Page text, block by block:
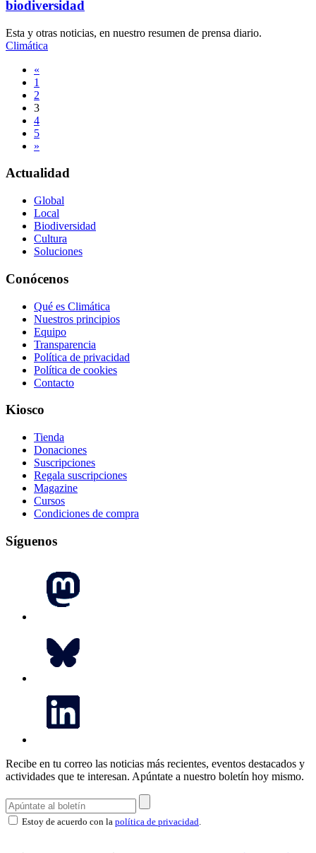
biodiversidad
Esta y otras noticias, en nuestro resumen de prensa diario.
Climática
Navegación
entradas
«
1
2
3
4
5
»
Actualidad
Global
Local
Biodiversidad
Cultura
Soluciones
Conócenos
Qué es Climática
Nuestros principios
Equipo
Transparencia
Política de privacidad
Política de cookies
Contacto
Kiosco
Tienda
Donaciones
Suscripciones
Regala suscripciones
Magazine
Cursos
Condiciones de compra
Síguenos
Recibe en tu correo las noticias más recientes, eventos destacados y
actividades que te interesan. Apúntate a nuestro boletín hoy mismo.
Estoy de acuerdo con la política de privacidad.